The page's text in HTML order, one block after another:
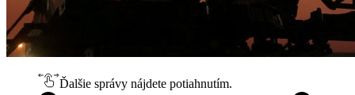
Ďalšie správy nájdete potiahnutím.